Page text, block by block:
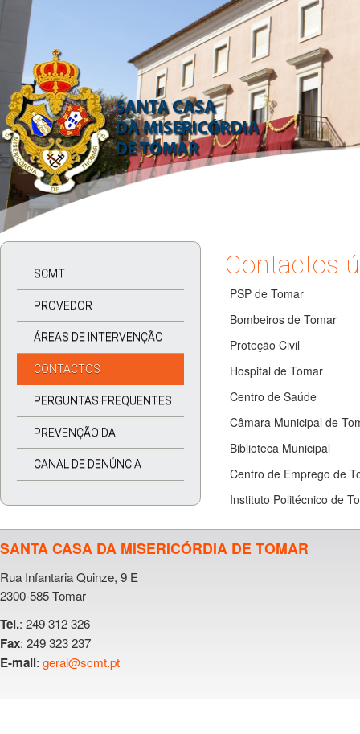
SCMT
PROVEDOR
ÁREAS DE INTERVENÇÃO
CONTACTOS
PERGUNTAS FREQUENTES
PREVENÇÃO DA
CORRUPÇÃO
CANAL DE DENÚNCIA
Contactos
PSP de Tomar
Bombeiros de Tomar
Proteção Civil
Hospital de Tomar
Centro de Saúde
Câmara Municipal de
Biblioteca Municipal
Centro de Emprego de
Instituto Politécnico de
SANTA CASA DA MISERICÓRDIA DE TOMAR
Rua Infantaria Quinze, 9 E
2300-585 Tomar
Tel.: 249 312 326
Fax: 249 323 237
E-mail: geral@scmt.pt